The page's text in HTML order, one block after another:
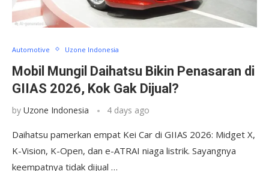
Automotive Uzone Indonesia
Mobil Mungil Daihatsu Bikin Penasaran di
GIIAS 2026, Kok Gak Dijual?
by Uzone Indonesia 4 days ago
Daihatsu pamerkan empat Kei Car di GIIAS 2026: Midget X,
K-Vision, K-Open, dan e-ATRAI niaga listrik. Sayangnya
keempatnya tidak dijual …